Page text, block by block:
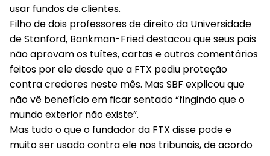
usar fundos de clientes.
Filho de dois professores de direito da Universidade
de Stanford, Bankman-Fried destacou que seus pais
não aprovam os tuítes, cartas e outros comentários
feitos por ele desde que a FTX pediu proteção
contra credores neste mês. Mas SBF explicou que
não vê benefício em ficar sentado “fingindo que o
mundo exterior não existe”.
Mas tudo o que o fundador da FTX disse pode e
muito ser usado contra ele nos tribunais, de acordo